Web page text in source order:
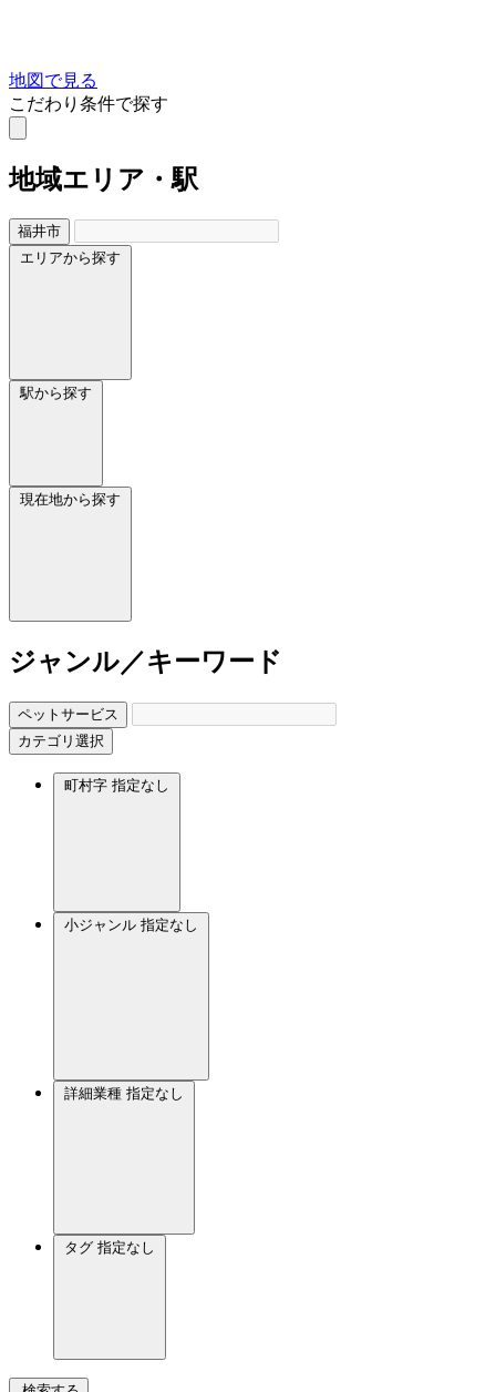
地図で見る
こだわり条件で探す
地域エリア・駅
福井市
エリアから探す
駅から探す
現在地から探す
ジャンル／キーワード
ペットサービス
カテゴリ選択
町村字 指定なし
小ジャンル 指定なし
詳細業種 指定なし
タグ 指定なし